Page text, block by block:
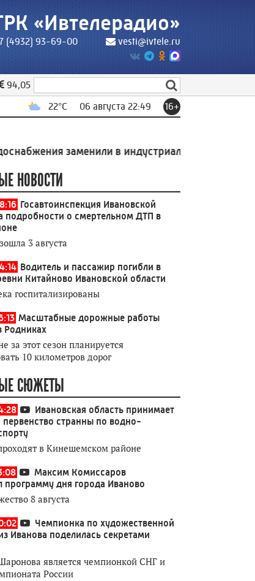
«Ивтелерадио»
(4932) 93-69-00 vesti@ivtele.ru
94,05
22°C 06 августа 22:49 16+
заменили в индустриальном парке Родники
НОВОСТИ
Госавтоинспекция Ивановской
подробности о смертельном ДТП в
3 августа
Водитель и пассажир погибли в
Китайново Ивановской области
госпитализированы
Масштабные дорожные работы
Родниках
за этот сезон планируется
10 километров дорог
СЮЖЕТЫ
Ивановская область принимает
странны по водно-
в Кинешемском районе
Максим Комиссаров
программу дня города Иваново
8 августа
Чемпионка по художественной
Иванова поделилась секретами
является чемпионкой СНГ и
России